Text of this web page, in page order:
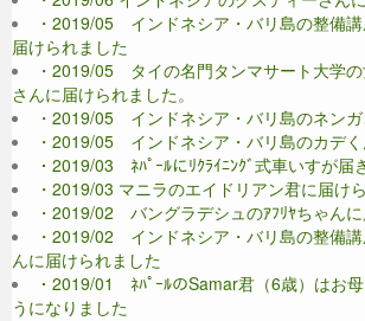
・2019/05 インドネシア・バリ島の整備
届けられました
・2019/05 タイの名門タンマサート大学
さんに届けられました。
・2019/05 インドネシア・バリ島のネン
・2019/05 インドネシア・バリ島のカデ
・2019/03 ﾈﾊﾟｰﾙにﾘｸﾗｲﾆﾝｸﾞ式車いすが届
・2019/03 マニラのエイドリアン君に届け
・2019/02 バングラデシュのｱﾌﾘﾔちゃん
・2019/02 インドネシア・バリ島の整備
んに届けられました
・2019/01 ﾈﾊﾟｰﾙのSamar君（6歳）はお
うになりました